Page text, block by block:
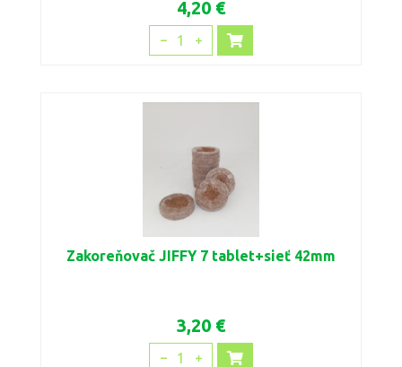
4,20 €
1
Zakoreňovač JIFFY 7 tablet+sieť 42mm
3,20 €
1